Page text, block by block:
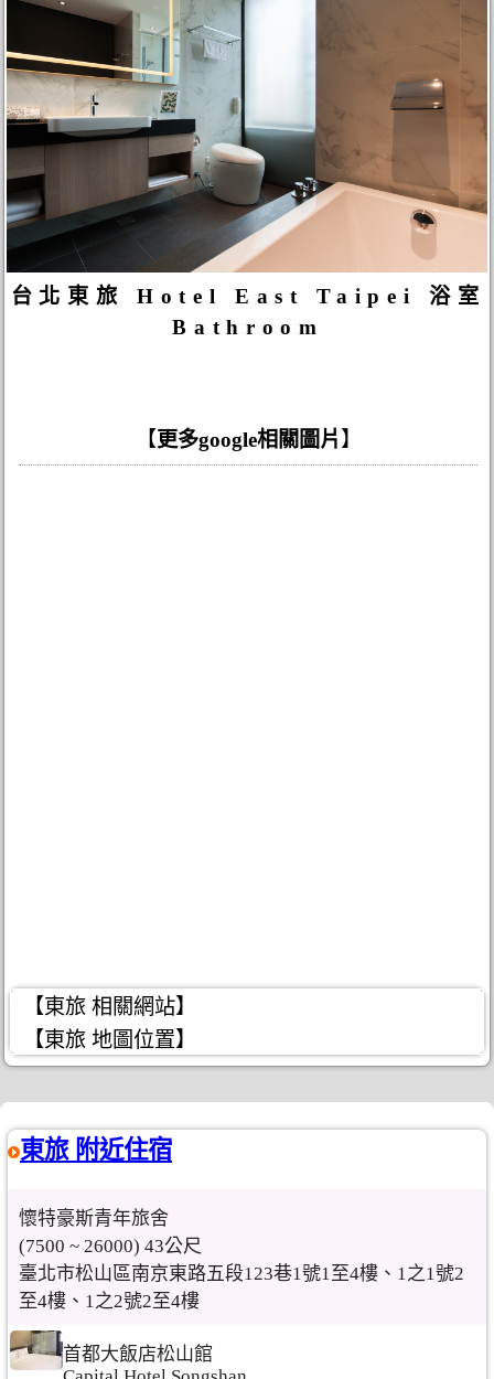
台北東旅 Hotel East Taipei 浴室
Bathroom
【更多google相關圖片】
【東旅 相關網站】
【東旅 地圖位置】
東旅 附近住宿
懷特豪斯青年旅舍
(7500 ~ 26000) 43公尺
臺北市松山區南京東路五段123巷1號1至4樓、1之1號2
至4樓、1之2號2至4樓
首都大飯店松山館